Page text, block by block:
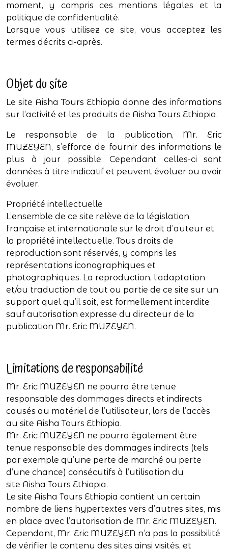
moment, y compris ces mentions légales et la
politique de confidentialité.
Lorsque vous utilisez ce site, vous acceptez les
termes décrits ci-après.
Objet du site
Le site Aisha Tours Ethiopia donne des informations
sur l’activité et les produits de Aisha Tours Ethiopia.
Le responsable de la publication, Mr. Eric
MUZEYEN, s’efforce de fournir des informations le
plus à jour possible. Cependant celles-ci sont
données à titre indicatif et peuvent évoluer ou avoir
évoluer.
Propriété intellectuelle
L’ensemble de ce site relève de la législation
française et internationale sur le droit d’auteur et
la propriété intellectuelle. Tous droits de
reproduction sont réservés, y compris les
représentations iconographiques et
photographiques. La reproduction, l’adaptation
et/ou traduction de tout ou partie de ce site sur un
support quel qu’il soit, est formellement interdite
sauf autorisation expresse du directeur de la
publication Mr. Eric MUZEYEN.
Limitations de responsabilité
Mr. Eric MUZEYEN ne pourra être tenue
responsable des dommages directs et indirects
causés au matériel de l’utilisateur, lors de l’accès
au site Aisha Tours Ethiopia.
Mr. Eric MUZEYEN ne pourra également être
tenue responsable des dommages indirects (tels
par exemple qu’une perte de marché ou perte
d’une chance) consécutifs à l’utilisation du
site Aisha Tours Ethiopia.
Le site Aisha Tours Ethiopia contient un certain
nombre de liens hypertextes vers d’autres sites, mis
en place avec l’autorisation de Mr. Eric MUZEYEN.
Cependant, Mr. Eric MUZEYEN n’a pas la possibilité
de vérifier le contenu des sites ainsi visités, et